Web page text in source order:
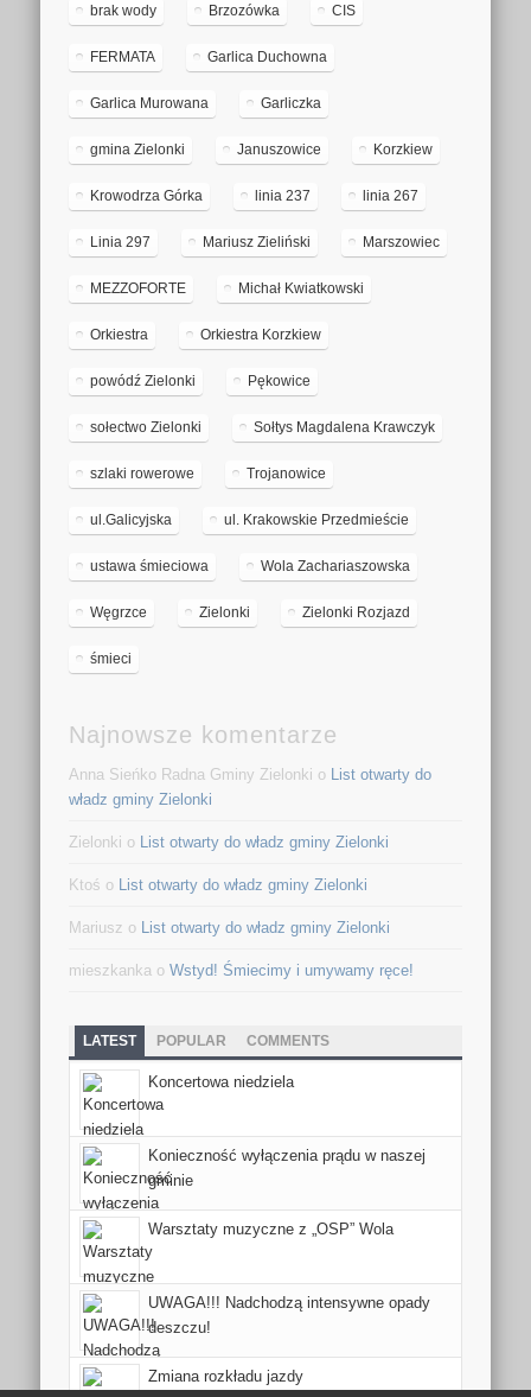
brak wody Brzozówka CIS
FERMATA Garlica Duchowna
Garlica Murowana Garliczka
gmina Zielonki Januszowice Korzkiew
Krowodrza Górka linia 237 linia 267
Linia 297 Mariusz Zieliński Marszowiec
MEZZOFORTE Michał Kwiatkowski
Orkiestra Orkiestra Korzkiew
powódź Zielonki Pękowice
sołectwo Zielonki Sołtys Magdalena Krawczyk
szlaki rowerowe Trojanowice
ul.Galicyjska ul. Krakowskie Przedmieście
ustawa śmieciowa Wola Zachariaszowska
Węgrzce Zielonki Zielonki Rozjazd
śmieci
Najnowsze komentarze
Anna Sieńko Radna Gminy Zielonki o List otwarty do
władz gminy Zielonki
Zielonki o List otwarty do władz gminy Zielonki
Ktoś o List otwarty do władz gminy Zielonki
Mariusz o List otwarty do władz gminy Zielonki
mieszkanka oWstyd! Śmiecimy i umywamy ręce!
LATEST POPULAR COMMENTS
Koncertowa niedziela
Konieczność wyłączenia prądu w naszej
gminie
Warsztaty muzyczne z „OSP” Wola
UWAGA!!! Nadchodzą intensywne opady
deszczu!
Zmiana rozkładu jazdy